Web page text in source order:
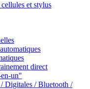
et stylus
direct
un"
Digitales / Bluetooth /